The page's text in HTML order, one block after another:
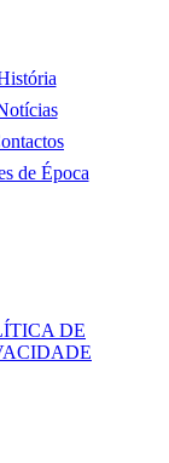
de Época
DE